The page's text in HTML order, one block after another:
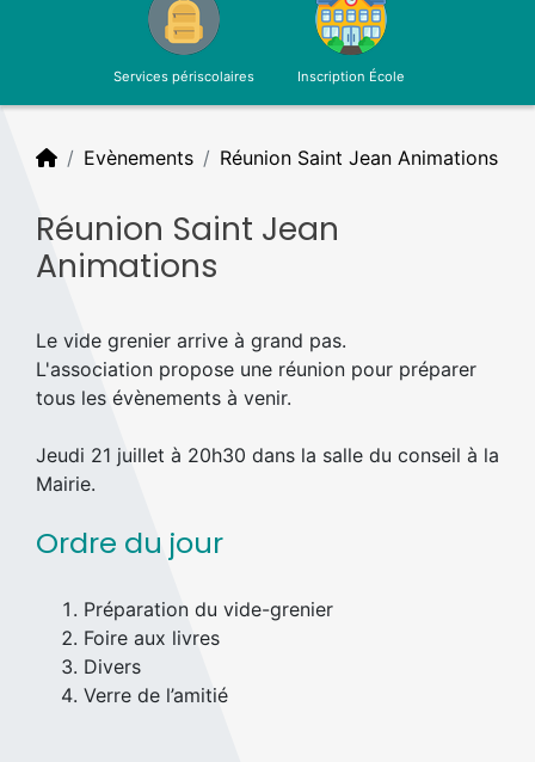
Services périscolaires Inscription École
Evènements Réunion Saint Jean Animations
Réunion Saint Jean
Animations
Le vide grenier arrive à grand pas.
L'association propose une réunion pour préparer
tous les évènements à venir.
Jeudi 21 juillet à 20h30 dans la salle du conseil à la
Mairie.
Ordre du jour
Préparation du vide-grenier
Foire aux livres
Divers
Verre de l’amitié